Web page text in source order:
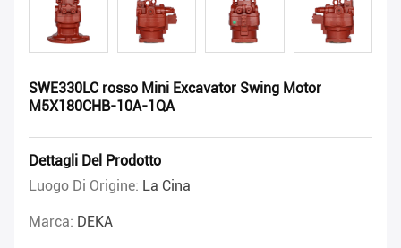
SWE330LC rosso Mini Excavator Swing Motor
M5X180CHB-10A-1QA
Dettagli Del Prodotto
Luogo Di Origine: La Cina
Marca: DEKA